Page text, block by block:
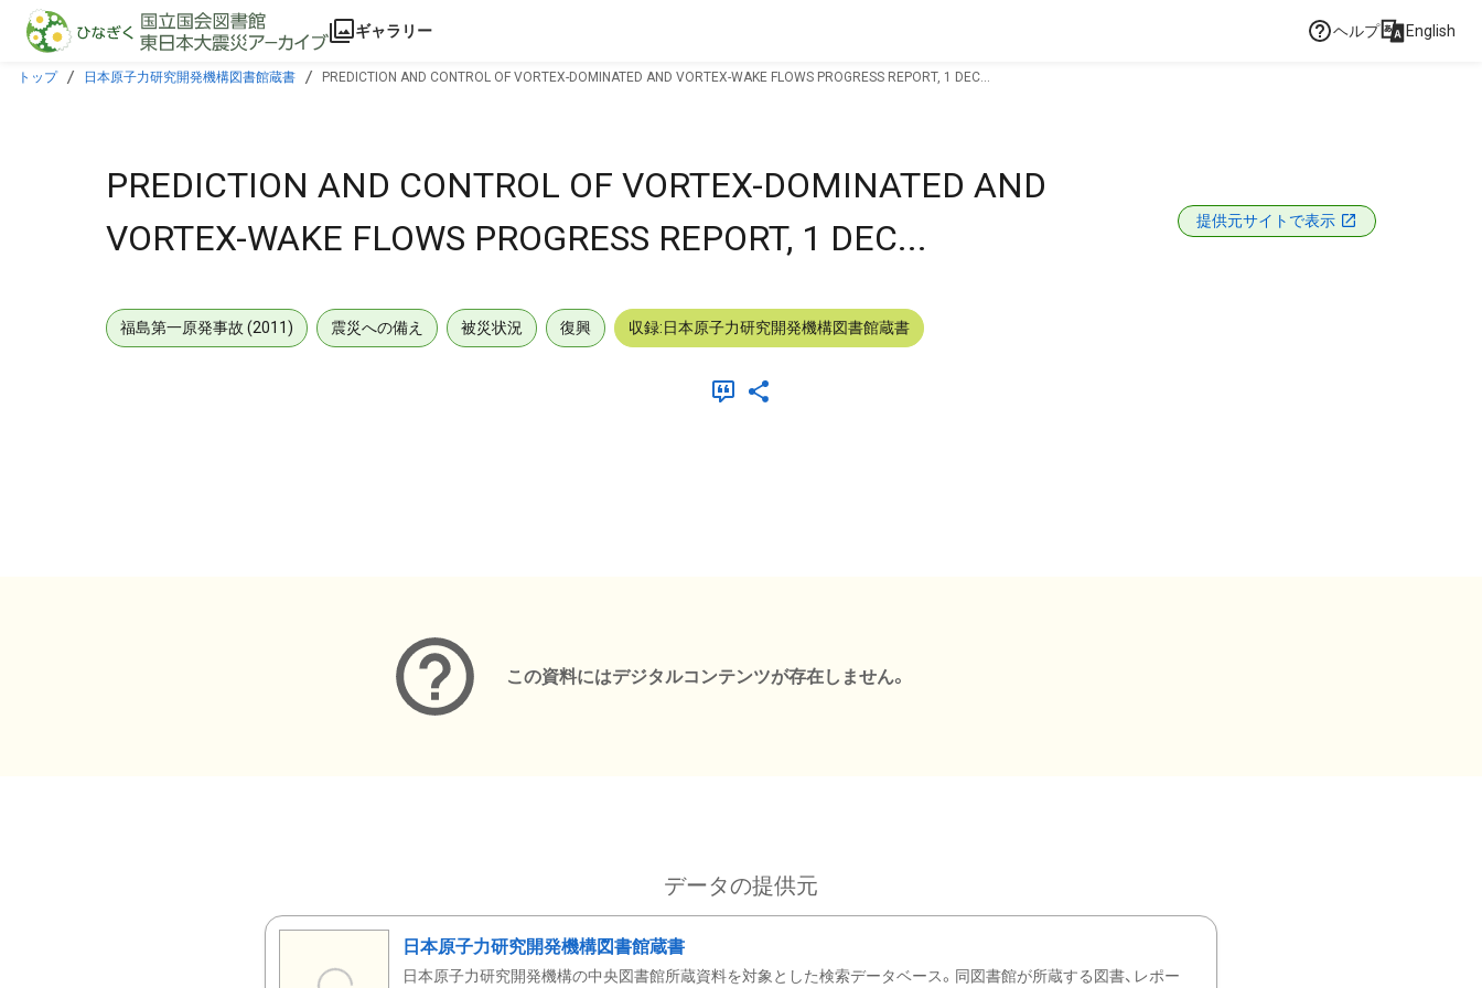
本文に飛ぶ
ギャラリー ヘルプ English
トップ 日本原子力研究開発機構図書館蔵書 PREDICTION AND CONTROL OF VORTEX-DOMINATED AND VORTEX-WAKE FLOWS PROGRESS REPORT, 1 DEC...
PREDICTION AND CONTROL OF VORTEX-DOMINATED AND
VORTEX-WAKE FLOWS PROGRESS REPORT, 1 DEC...
提供元サイトで表示
福島第一原発事故 (2011) 震災への備え 被災状況 復興 収録:日本原子力研究開発機構図書館蔵書
この資料にはデジタルコンテンツが存在しません。
データの提供元
日本原子力研究開発機構図書館蔵書
日本原子力研究開発機構の中央図書館所蔵資料を対象とした検索データベース。同図書館が所蔵する図書、レポー